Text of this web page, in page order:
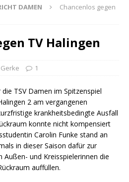
DAMEN
Chancenlos gegen
TV Halingen
1
TSV Damen im Spitzenspiel
2 am vergangenen
krankheitsbedingte Ausfall
konnte nicht kompensiert
Carolin Funke stand an
in dieser Saison dafür zur
Außen- und Kreisspielerinnen die
auffüllen.